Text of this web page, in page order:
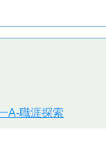
A-職涯探索